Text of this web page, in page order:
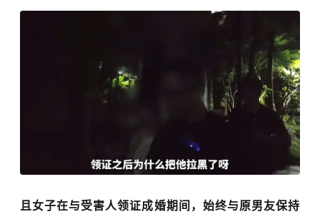
且女子在与受害人领证成婚期间，始终与原男友保持